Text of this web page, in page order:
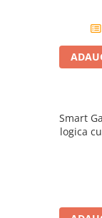
Smart
logica